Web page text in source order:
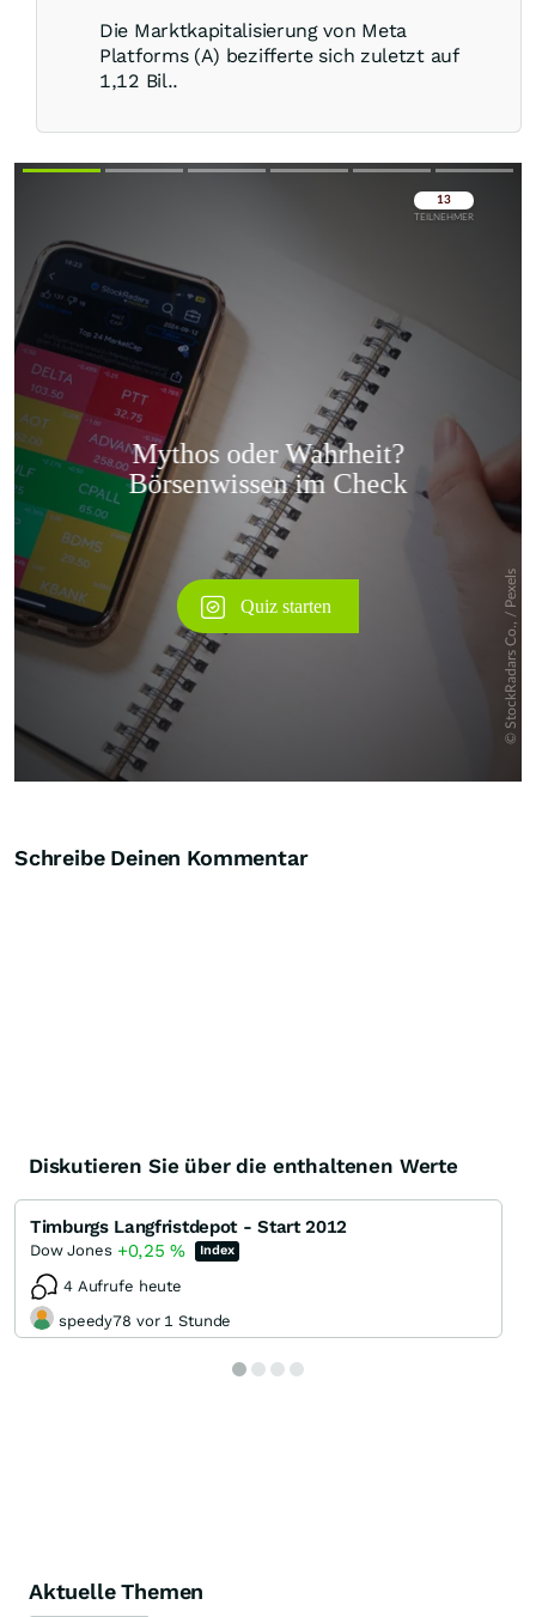
Die Marktkapitalisierung von Meta
Platforms (A) bezifferte sich zuletzt auf
1,12 Bil..
Überspringen
Schreibe Deinen Kommentar
Diskutieren Sie über die enthaltenen Werte
Timburgs Langfristdepot - Start 2012
Dow Jones +0,25% Index
4 Aufrufe heute
speedy78 vor 1 Stunde
Aktuelle Themen